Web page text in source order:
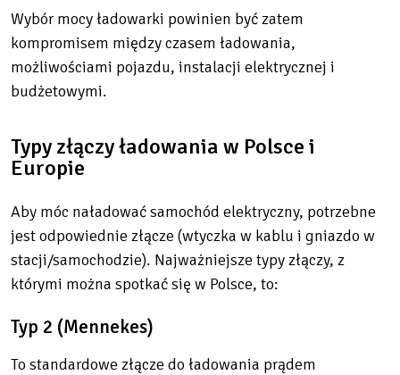
Wybór mocy ładowarki powinien być zatem
kompromisem między czasem ładowania,
możliwościami pojazdu, instalacji elektrycznej i
budżetowymi.
Typy złączy ładowania w Polsce i
Europie
Aby móc naładować samochód elektryczny, potrzebne
jest odpowiednie złącze (wtyczka w kablu i gniazdo w
stacji/samochodzie). Najważniejsze typy złączy, z
którymi można spotkać się w Polsce, to:
Typ 2 (Mennekes)
To standardowe złącze do ładowania prądem